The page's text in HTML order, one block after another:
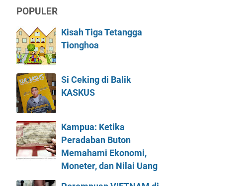
POPULER
Kisah Tiga Tetangga
Tionghoa
Si Ceking di Balik
KASKUS
Kampua: Ketika
Peradaban Buton
Memahami Ekonomi,
Moneter, dan Nilai Uang